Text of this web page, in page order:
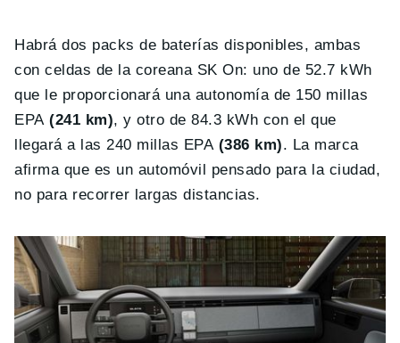
Habrá dos packs de baterías disponibles, ambas
con celdas de la coreana SK On: uno de 52.7 kWh
que le proporcionará una autonomía de 150 millas
EPA(241 km), y otro de 84.3 kWh con el que
llegará a las 240 millas EPA(386 km). La marca
afirma que es un automóvil pensado para la ciudad,
no para recorrer largas distancias.